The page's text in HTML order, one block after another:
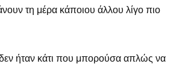
τη μέρα κάποιου άλλου λίγο πιο
ήταν κάτι που μπορούσα απλώς να